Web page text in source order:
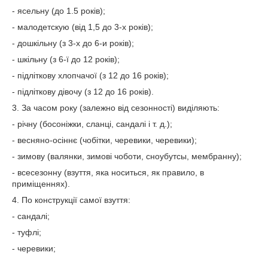
- ясельну (до 1.5 років);
- малодетскую (від 1,5 до 3-х років);
- дошкільну (з 3-х до 6-и років);
- шкільну (з 6-ї до 12 років);
- підліткову хлопчачої (з 12 до 16 років);
- підліткову дівочу (з 12 до 16 років).
3. За часом року (залежно від сезонності) виділяють:
- річну (босоніжки, сланці, сандалі і т. д.);
- весняно-осіннє (чобітки, черевики, черевики);
- зимову (валянки, зимові чоботи, сноубутсы, мембранну);
- всесезонну (взуття, яка носиться, як правило, в
приміщеннях).
4. По конструкції самої взуття:
- сандалі;
- туфлі;
- черевики;